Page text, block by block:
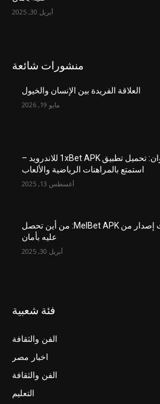
أبريل 30, 2025
منشورات شائعة
العلاقة الفريدة بين الإنسان والخيول
مايو 19, 2026
عنوان: تحميل تطبيق 1xBet APK للاندرويد –
استمتع بالمراهنات الرياضية والألعاب
أغسطس 13, 2025
أحدث إصدار من MelBet APK: من أين تحصل
عليه بأمان
أبريل 30, 2025
فئة شعبية
الفن والثقافة
اخبار مصر
الفن والثقافة
التعليم